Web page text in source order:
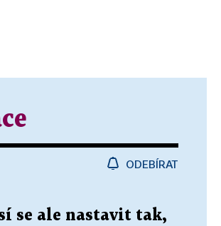
ODEBÍRAT
se ale nastavit tak,